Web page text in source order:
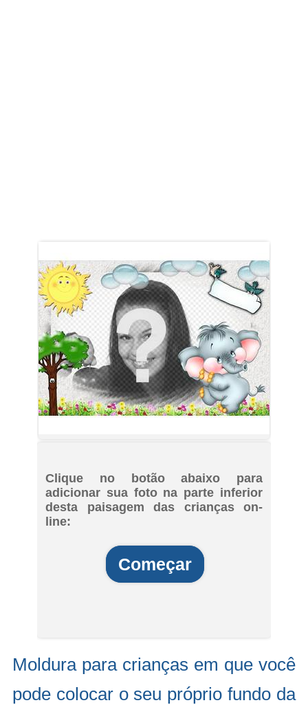
Clique no botão abaixo para
adicionar sua foto na parte inferior
desta paisagem das crianças on-
line:
Começar
Moldura para crianças em que você
pode colocar o seu próprio fundo da